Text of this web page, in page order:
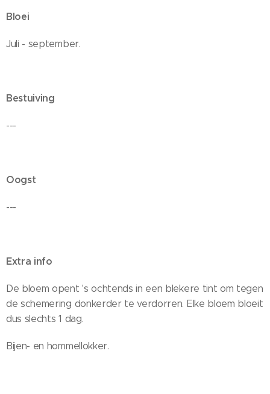
Bloei
Juli - september.
Bestuiving
---
Oogst
---
Extra info
De bloem opent 's ochtends in een blekere tint om tegen
de schemering donkerder te verdorren. Elke bloem bloeit
dus slechts 1 dag.
Bijen- en hommellokker.